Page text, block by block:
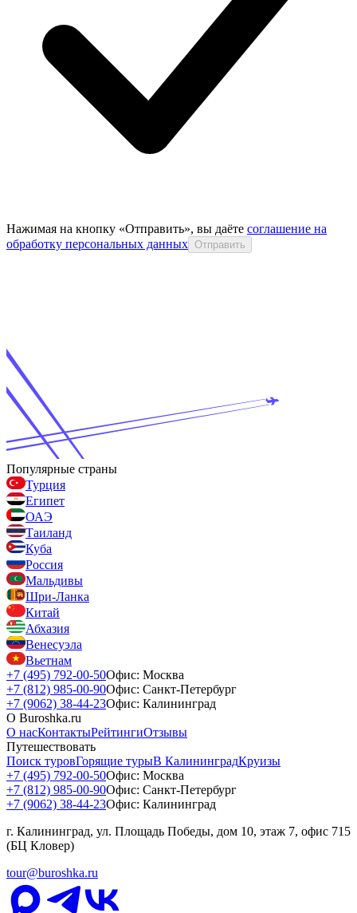
Нажимая на кнопку «Отправить», вы даёте соглашение на
обработку персональных данных Отправить
Популярные страны
Турция
Египет
ОАЭ
Таиланд
Куба
Россия
Мальдивы
Шри-Ланка
Китай
Абхазия
Венесуэла
Вьетнам
+7 (495) 792-00-50Офис: Москва
+7 (812) 985-00-90Офис: Санкт-Петербург
+7 (9062) 38-44-23Офис: Калининград
О Buroshka.ru
О насКонтактыРейтингиОтзывы
Путешествовать
Поиск туровГорящие турыВ КалининградКруизы
+7 (495) 792-00-50Офис: Москва
+7 (812) 985-00-90Офис: Санкт-Петербург
+7 (9062) 38-44-23Офис: Калининград
г. Калининград, ул. Площадь Победы, дом 10, этаж 7, офис 715
(БЦ Кловер)
tour@buroshka.ru